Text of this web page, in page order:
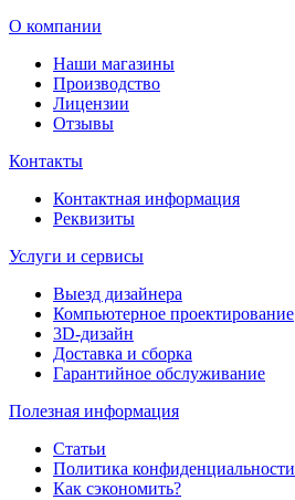
О компании
Наши магазины
Производство
Лицензии
Отзывы
Контакты
Контактная информация
Реквизиты
Услуги и сервисы
Выезд дизайнера
Компьютерное проектирование
3D-дизайн
Доставка и сборка
Гарантийное обслуживание
Полезная информация
Статьи
Политика конфиденциальности
Как сэкономить?